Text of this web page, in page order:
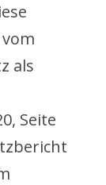
als
Seite